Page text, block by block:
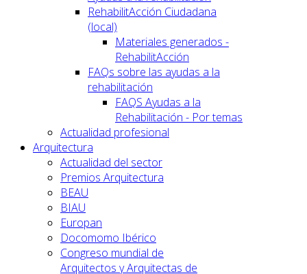
RehabilitAcción Ciudadana
(local)
Materiales generados -
RehabilitAcción
FAQs sobre las ayudas a la
rehabilitación
FAQS Ayudas a la
Rehabilitación - Por temas
Actualidad profesional
Arquitectura
Actualidad del sector
Premios Arquitectura
BEAU
BIAU
Europan
Docomomo Ibérico
Congreso mundial de
Arquitectos y Arquitectas de